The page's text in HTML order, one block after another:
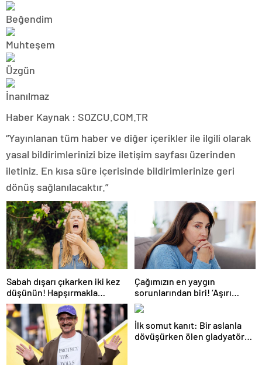
Haber Kaynak : SOZCU.COM.TR
“Yayınlanan tüm haber ve diğer içerikler ile ilgili olarak
yasal bildirimlerinizi bize iletişim sayfası üzerinden
iletiniz. En kısa süre içerisinde bildirimlerinize geri
dönüş sağlanılacaktır.”
Sabah dışarı çıkarken iki kez
düşünün! Hapşırmakla
başlayıp astıma
dönüşebiliyor
Çağımızın en yaygın
sorunlarından biri! ‘Aşırı
düşünmeyle başa çıkmak
mümkün’
İlk somut kanıt: Bir aslanla
dövüşürken ölen gladyatörün